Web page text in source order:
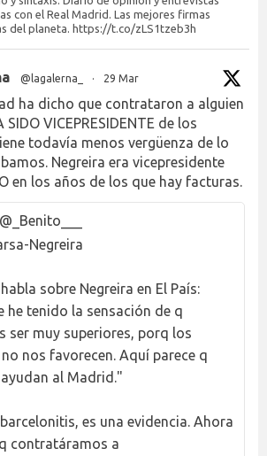
con el Real Madrid. Las mejores firmas
del planeta. https://t.co/zLS1tzeb3h
@lagalerna_ · 29 Mar
ha dicho que contrataron a alguien
SIDO VICEPRESIDENTE de los
todavía menos vergüenza de lo
Negreira era vicepresidente
en los años de los que hay facturas.
@_Benito___
Negreira
sobre Negreira en El País:
he tenido la sensación de q
ser muy superiores, porq los
nos favorecen. Aquí parece q
al Madrid."
es una evidencia. Ahora
contratáramos a